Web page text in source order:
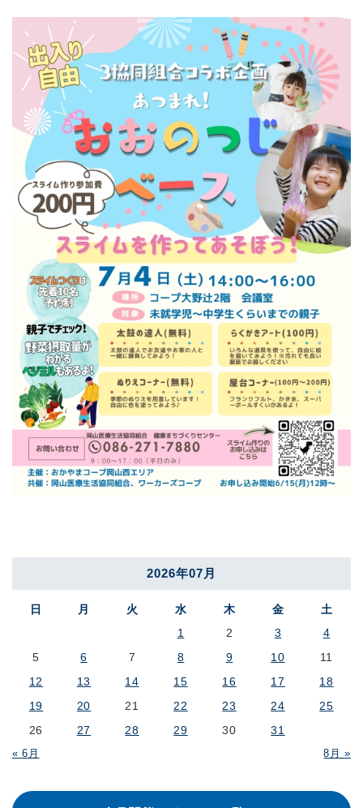
2026年07月
日 月 火 水 木 金 土
« 6月 8月 »
1 2 3
4
5
6 7 8 9 10
11
12
13 14 15 16 17
18
19
20 21 22 23 24
25
26
27 28 29 30 31